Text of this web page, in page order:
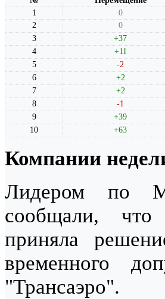
1
0
2
0
3
+37
4
+11
5
-2
6
+2
7
+2
8
-1
9
+39
10
+63
Компании
Лидером по
сообщали, что
приняла
временного
"Трансаэро".